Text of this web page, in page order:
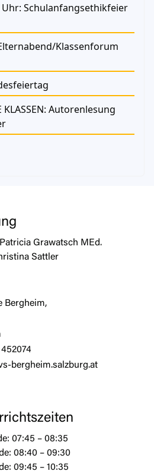
Uhr: Schulanfangsethikfeier
Klassenforum
KLASSEN: Autorenlesung
Grawatsch MEd.
Sattler
Bergheim,
bergheim.salzburg.at
07:45 – 08:35
08:40 – 09:30
09:45 – 10:35